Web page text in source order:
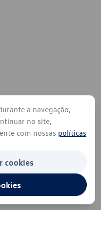
a navegação,
no site,
com nossas políticas
cookies